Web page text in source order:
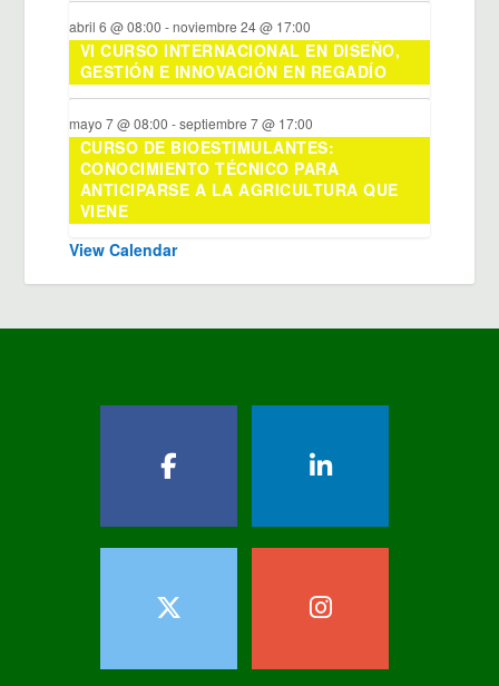
abril 6 @ 08:00 -noviembre 24 @ 17:00
VI CURSO INTERNACIONAL EN DISEÑO,
GESTIÓN E INNOVACIÓN EN REGADÍO
mayo 7 @ 08:00 -septiembre 7 @ 17:00
CURSO DE BIOESTIMULANTES:
CONOCIMIENTO TÉCNICO PARA
ANTICIPARSE A LA AGRICULTURA QUE
VIENE
View Calendar